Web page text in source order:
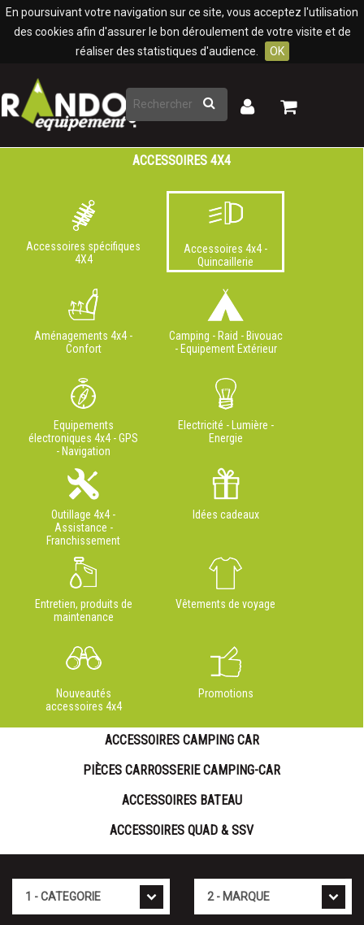
En poursuivant votre navigation sur ce site, vous acceptez l'utilisation
des cookies afin d'assurer le bon déroulement de votre visite et de
réaliser des statistiques d'audience.
OK
Rechercher
Mon
Mon
ACCESSOIRES 4X4
Accessoires spécifiques
4X4
Accessoires 4x4 -
Quincaillerie
Aménagements 4x4 -
Confort
Camping - Raid - Bivouac
- Equipement Extérieur
Equipements
électroniques 4x4 - GPS
- Navigation
Electricité - Lumière -
Energie
Outillage 4x4 -
Assistance -
Franchissement
Idées cadeaux
Entretien, produits de
maintenance
Vêtements de voyage
Nouveautés
accessoires 4x4
Promotions
ACCESSOIRES CAMPING CAR
PIÈCES CARROSSERIE CAMPING-CAR
ACCESSOIRES BATEAU
ACCESSOIRES QUAD & SSV
Panneau de gestion des cookies